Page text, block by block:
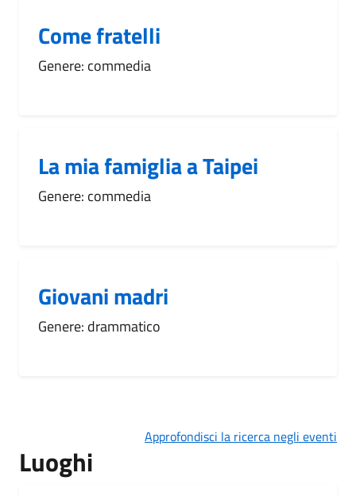
Come fratelli
Genere: commedia
La mia famiglia a Taipei
Genere: commedia
Giovani madri
Genere: drammatico
Approfondisci la ricerca negli eventi
Luoghi